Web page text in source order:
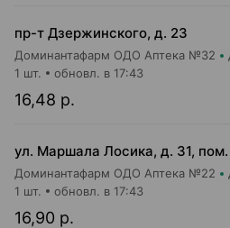
пр-т Дзержинского, д. 23
Доминантафарм ОДО Аптека №32
16,48 р.
1 шт. обновл. в 17:43
ул. Маршала Лосика, д. 31,
Доминантафарм ОДО Аптека №22
16,90 р.
1 шт. обновл. в 17:43